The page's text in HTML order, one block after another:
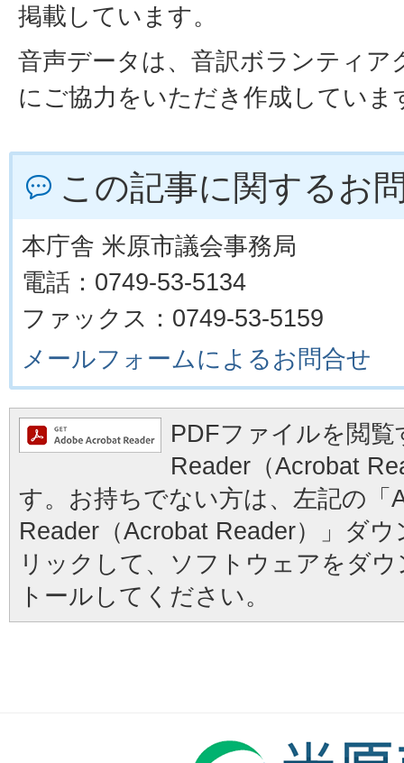
掲載しています。
音声データは、音訳ボランティア
にご協力をいただき作成していま
この記事に関するお
本庁舎 米原市議会事務局
電話：0749-53-5134
ファックス：0749-53-5159
メールフォームによるお問合せ
PDFファイルを閲
Reader（Acrobat
す。お持ちでない方は、左記の「
Reader（Acrobat Reader）」ダ
リックして、ソフトウェアをダ
トールしてください。